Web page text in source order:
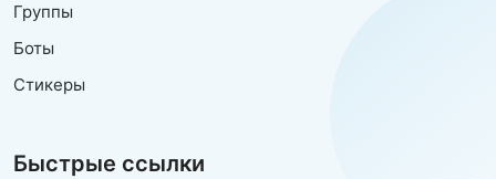
Группы
Боты
Стикеры
Быстрые ссылки